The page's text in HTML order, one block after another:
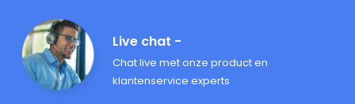
Live chat -
Chat live met onze product en
klantenservice experts